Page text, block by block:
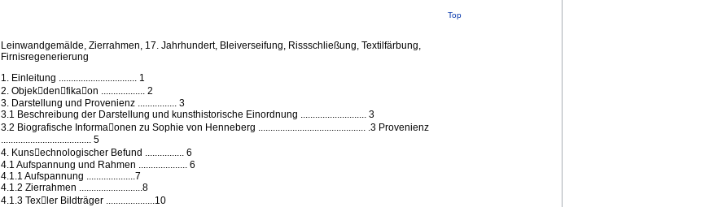
Top
Leinwandgemälde, Zierrahmen, 17. Jahrhundert, Bleiverseifung, Rissschließung, Textilfärbung,
Firnisregenerierung
1. Einleitung ................................ 1
2. Objek􀀭den􀀭fika􀀭on .................. 2
3. Darstellung und Provenienz ................ 3
3.1 Beschreibung der Darstellung und kunsthistorische Einordnung ........................... 3
3.2 Biografische Informa􀁉onen zu Sophie von Henneberg ............................................ .3 Provenienz
..................................... 5
4. Kuns􀀳echnologischer Befund ................ 6
4.1 Aufspannung und Rahmen .................... 6
4.1.1 Aufspannung ....................7
4.1.2 Zierrahmen ..........................8
4.1.3 Tex􀁉ler Bildträger ....................10